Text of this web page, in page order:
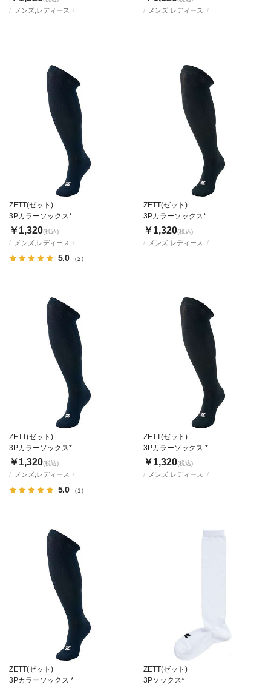
メンズ,レディース メンズ,レディース
メンズ,レディース
5.0 （2）
ZETT(ゼット)
3Pカラーソックス*
￥1,320(税込)
メンズ,レディース
ZETT(ゼット)
3Pカラーソックス*
￥1,320(税込)
メンズ,レディース
5.0 （1）
ZETT(ゼット)
3Pカラーソックス*
￥1,320(税込)
メンズ,レディース
ZETT(ゼット)
3Pカラーソックス *
￥1,320(税込)
ZETT(ゼット)
3Pカラーソックス *
ZETT(ゼット)
3Pソックス*